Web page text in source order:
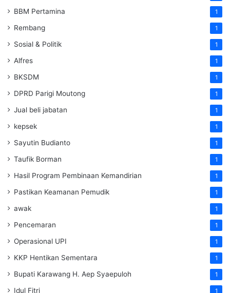
BBM Pertamina 1
Rembang 1
Sosial & Politik 1
Alfres 1
BKSDM 1
DPRD Parigi Moutong 1
Jual beli jabatan 1
kepsek 1
Sayutin Budianto 1
Taufik Borman 1
Hasil Program Pembinaan Kemandirian 1
Pastikan Keamanan Pemudik 1
awak 1
Pencemaran 1
Operasional UPI 1
KKP Hentikan Sementara 1
Bupati Karawang H. Aep Syaepuloh 1
Idul Fitri 1